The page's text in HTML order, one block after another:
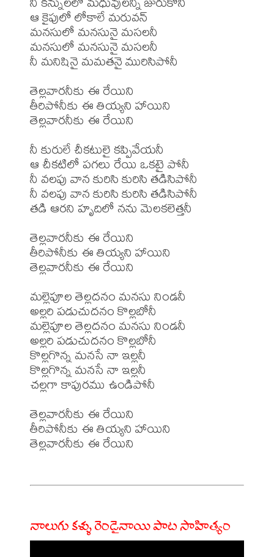
ఆ కైపులో లోకాలే మరువన్
మనసులో మనసునై మసలనీ
మనసులో మనసునై మసలనీ
నీ మనిషినై మమతనై మురిసిపోనీ
తెల్లవారనీకు ఈ రేయిని
తీరిపోనీకు ఈ తియ్యని హాయిని
తెల్లవారనీకు ఈ రేయిని
నీ కురులే చీకటులై కప్పివేయనీ
ఆ చీకటిలో పగలు రేయి ఒకటై పోనీ
నీ వలపు వాన కురిసి కురిసి తడిసిపోనీ
నీ వలపు వాన కురిసి కురిసి తడిసిపోనీ
తడి ఆరని హృదిలో నను మెలకలెత్తనీ
తెల్లవారనీకు ఈ రేయిని
తీరిపోనీకు ఈ తియ్యని హాయిని
తెల్లవారనీకు ఈ రేయిని
మల్లెపూల తెల్లదనం మనసు నిండనీ
అల్లరి పడుచుదనం కొల్లబోనీ
మల్లెపూల తెల్లదనం మనసు నిండనీ
అల్లరి పడుచుదనం కొల్లబోనీ
కొల్లగొన్న మనసే నా ఇల్లనీ
కొల్లగొన్న మనసే నా ఇల్లనీ
చల్లగా కాపురము ఉండిపోనీ
తెల్లవారనీకు ఈ రేయిని
తీరిపోనీకు ఈ తియ్యని హాయిని
తెల్లవారనీకు ఈ రేయిని
నాలుగు కళ్ళు రెండైనాయి పాట సాహిత్యం